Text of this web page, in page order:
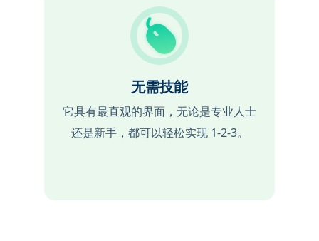
无需技能
它具有最直观的界面，无论是专业人士
还是新手，都可以轻松实现 1-2-3。